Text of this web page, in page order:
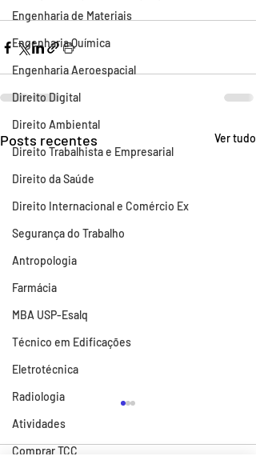
Engenharia de Materiais
Engenharia Química
Engenharia Aeroespacial
Direito Digital
Direito Ambiental
Direito Trabalhista e Empresarial
Direito da Saúde
Direito Internacional e Comércio Ex
Segurança do Trabalho
Antropologia
Farmácia
MBA USP-Esalq
Técnico em Edificações
Eletrotécnica
Radiologia
Atividades
Comprar TCC
Posts recentes Ver tudo
você conseguirá se
formar